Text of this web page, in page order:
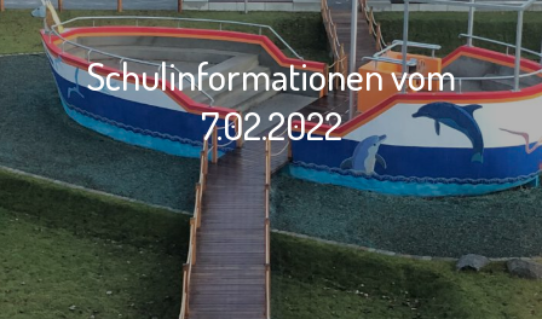
Schulinformationen vom
7.02.2022